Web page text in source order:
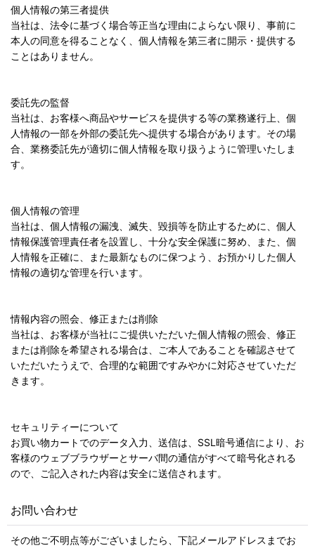
個人情報の第三者提供
当社は、法令に基づく場合等正当な理由によらない限り、事前に
本人の同意を得ることなく、個人情報を第三者に開示・提供する
ことはありません。
委託先の監督
当社は、お客様へ商品やサービスを提供する等の業務遂行上、個
人情報の一部を外部の委託先へ提供する場合があります。その場
合、業務委託先が適切に個人情報を取り扱うように管理いたしま
す。
個人情報の管理
当社は、個人情報の漏洩、滅失、毀損等を防止するために、個人
情報保護管理責任者を設置し、十分な安全保護に努め、また、個
人情報を正確に、また最新なものに保つよう、お預かりした個人
情報の適切な管理を行います。
情報内容の照会、修正または削除
当社は、お客様が当社にご提供いただいた個人情報の照会、修正
または削除を希望される場合は、ご本人であることを確認させて
いただいたうえで、合理的な範囲ですみやかに対応させていただ
きます。
セキュリティーについて
お買い物カートでのデータ入力、送信は、SSL暗号通信により、お
客様のウェブブラウザーとサーバ間の通信がすべて暗号化される
ので、ご記入された内容は安全に送信されます。
お問い合わせ
その他ご不明点等がございましたら、下記メールアドレスまでお